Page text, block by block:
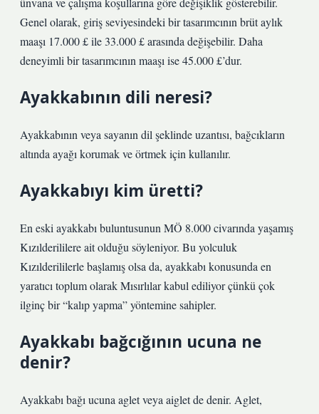
Genel olarak, giriş seviyesindeki bir tasarımcının brüt aylık
maaşı 17.000 £ ile 33.000 £ arasında değişebilir. Daha
deneyimli bir tasarımcının maaşı ise 45.000 £’dur.
Ayakkabının dili neresi?
Ayakkabının veya sayanın dil şeklinde uzantısı, bağcıkların
altında ayağı korumak ve örtmek için kullanılır.
Ayakkabıyı kim üretti?
En eski ayakkabı buluntusunun MÖ 8.000 civarında yaşamış
Kızılderililere ait olduğu söyleniyor. Bu yolculuk
Kızılderililerle başlamış olsa da, ayakkabı konusunda en
yaratıcı toplum olarak Mısırlılar kabul ediliyor çünkü çok
ilginç bir “kalıp yapma” yöntemine sahipler.
Ayakkabı bağcığının ucuna ne
denir?
Ayakkabı bağı ucuna aglet veya aiglet de denir. Aglet,